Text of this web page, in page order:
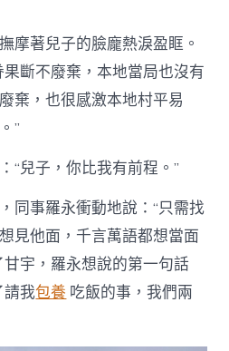
摩著兒子的臉龐熱淚盈眶。
斷不廢棄，本地當局也沒有
棄，也很感激本地村平易
”
“兒子，你比我有前程。”
同事羅永衝動地說：“只需找
見他面，千言萬語都想當面
宇，羅永想說的第一句話
請我包養 吃飯的事，我們兩